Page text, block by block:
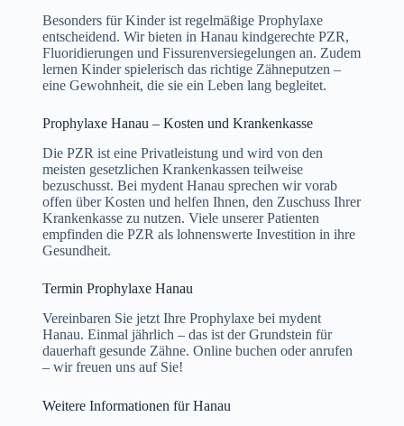
Besonders für Kinder ist regelmäßige Prophylaxe
entscheidend. Wir bieten in Hanau kindgerechte PZR,
Fluoridierungen und Fissurenversiegelungen an. Zudem
lernen Kinder spielerisch das richtige Zähneputzen –
eine Gewohnheit, die sie ein Leben lang begleitet.
Prophylaxe Hanau – Kosten und Krankenkasse
Die PZR ist eine Privatleistung und wird von den
meisten gesetzlichen Krankenkassen teilweise
bezuschusst. Bei mydent Hanau sprechen wir vorab
offen über Kosten und helfen Ihnen, den Zuschuss Ihrer
Krankenkasse zu nutzen. Viele unserer Patienten
empfinden die PZR als lohnenswerte Investition in ihre
Gesundheit.
Termin Prophylaxe Hanau
Vereinbaren Sie jetzt Ihre Prophylaxe bei mydent
Hanau. Einmal jährlich – das ist der Grundstein für
dauerhaft gesunde Zähne. Online buchen oder anrufen
– wir freuen uns auf Sie!
Weitere Informationen für Hanau